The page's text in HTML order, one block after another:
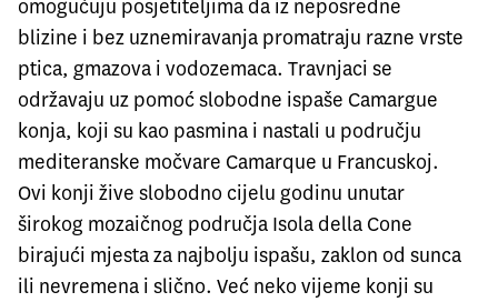
omogućuju posjetiteljima da iz neposredne
blizine i bez uznemiravanja promatraju razne vrste
ptica, gmazova i vodozemaca. Travnjaci se
održavaju uz pomoć slobodne ispaše Camargue
konja, koji su kao pasmina i nastali u području
mediteranske močvare Camarque u Francuskoj.
Ovi konji žive slobodno cijelu godinu unutar
širokog mozaičnog područja Isola della Cone
birajući mjesta za najbolju ispašu, zaklon od sunca
ili nevremena i slično. Već neko vijeme konji su